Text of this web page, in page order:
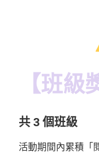
【班級
共 3 個班級
活動期間內累積「